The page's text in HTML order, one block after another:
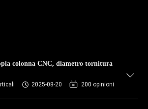
colonna CNC, diametro tornitura
2025-08-20 200 opinioni